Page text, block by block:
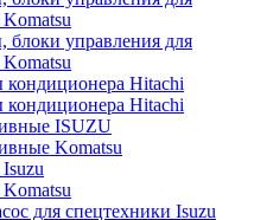
блоки управления для
кондиционера Hitachi
кондиционера Hitachi
ISUZU
Komatsu
для спецтехники Isuzu